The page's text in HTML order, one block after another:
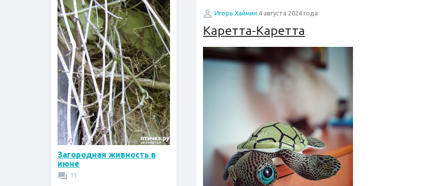
Загородная живность в
июне
11
Игорь Хаймин 4 августа 2024 года
Каретта-Каретта